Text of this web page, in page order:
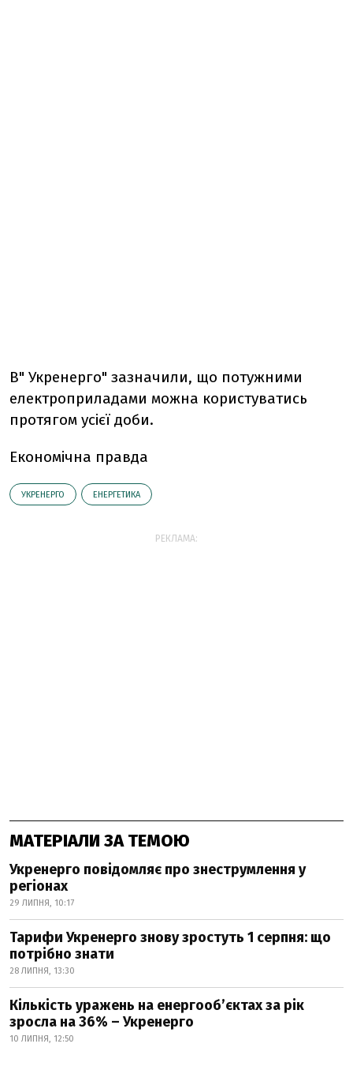
В" Укренерго" зазначили, що потужними
електроприладами можна користуватись
протягом усієї доби.
Економічна правда
УКРЕНЕРГО ЕНЕРГЕТИКА
РЕКЛАМА:
МАТЕРІАЛИ ЗА ТЕМОЮ
Укренерго повідомляє про знеструмлення у
регіонах
29 ЛИПНЯ, 10:17
Тарифи Укренерго знову зростуть 1 серпня: що
потрібно знати
28 ЛИПНЯ, 13:30
Кількість уражень на енергооб’єктах за рік
зросла на 36% – Укренерго
10 ЛИПНЯ, 12:50